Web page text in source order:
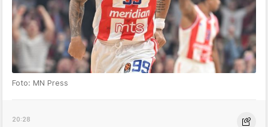
Foto: MN Press
20:28